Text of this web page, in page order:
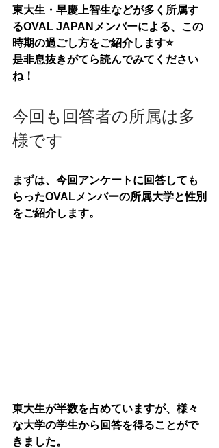
東大生・早慶上智生などが多く所属す
るOVAL JAPANメンバーによる、この
時期の過ごし方をご紹介します⭐️
是非息抜きがてら読んでみてください
ね！
今回も回答者の所属は多
様です
まずは、今回アンケートに回答しても
らったOVALメンバーの所属大学と性別
をご紹介します。
東大生が半数を占めていますが、様々
な大学の学生から回答を得ることがで
きました。